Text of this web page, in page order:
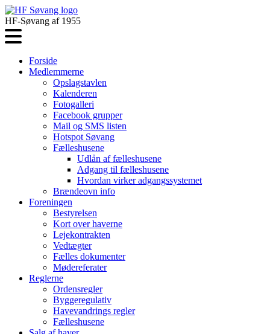
HF-Søvang af 1955
Forside
Medlemmerne
Opslagstavlen
Kalenderen
Fotogalleri
Facebook grupper
Mail og SMS listen
Hotspot Søvang
Fælleshusene
Udlån af fælleshusene
Adgang til fælleshusene
Hvordan virker adgangssystemet
Brændeovn info
Foreningen
Bestyrelsen
Kort over haverne
Lejekontrakten
Vedtægter
Fælles dokumenter
Mødereferater
Reglerne
Ordensregler
Byggeregulativ
Havevandrings regler
Fælleshusene